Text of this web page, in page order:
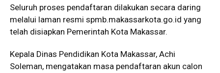
Seluruh proses pendaftaran dilakukan secara daring
melalui laman resmi spmb.makassarkota.go.id yang
telah disiapkan Pemerintah Kota Makassar.
Kepala Dinas Pendidikan Kota Makassar, Achi
Soleman, mengatakan masa pendaftaran akun calon